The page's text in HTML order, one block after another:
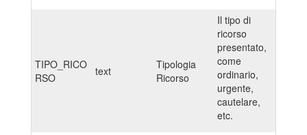
TIPO_RICO
RSO
text
Tipologia
Ricorso
Il tipo di
ricorso
presentato,
come
ordinario,
urgente,
cautelare,
etc.